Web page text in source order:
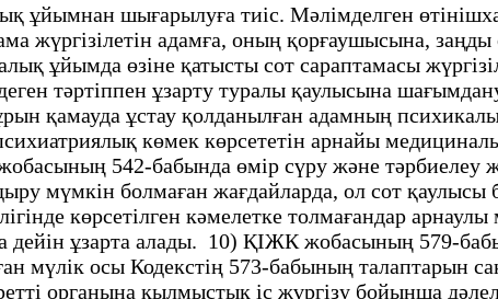
ұйымнан шығарылуға тиіс. Мәлімделген
адамға, оның қорғаушысына, заңды
ұйымда өзіне қатысты сот сараптамасы
тәртіппен ұзарту туралы қаулысына
қамауда ұстау қолданылған адамның
көмек көрсететін арнайы
542-бабында өмір сүру және тәрбиелеу
мүмкін болмаған жағдайларда, ол сот
көрсетілген кәмелетке толмағандар
дейін ұзарта алады. 10) ҚІЖК жобасының 579-
мүлік осы Кодекстің 573-бабының талаптарын
органына қылмыстық іс жүргізу бойынша дәлел